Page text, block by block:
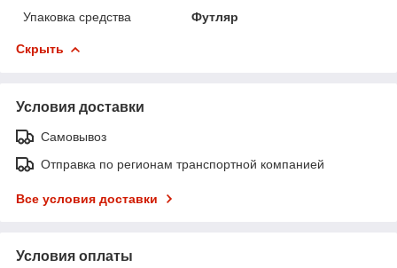
Упаковка средства
Футляр
Скрыть
Условия доставки
Самовывоз
Отправка по регионам транспортной компанией
Все условия доставки
Условия оплаты